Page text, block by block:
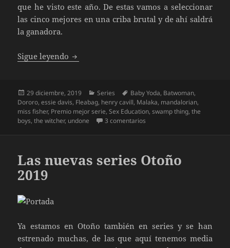
que he visto este año. De estas vamos a seleccionar
las cinco mejores en una criba brutal y de ahí saldrá
la ganadora.
Sigue leyendo Las mejores Nuevas Series de 2019
Publicado
el
29 diciembre, 2019 Categorías
Series Etiquetas
Baby Yoda, Batwoman,
Dororo,essie davis, Fleabag, henry cavill, Malaka, mandalorian,
miss fisher, Premio mejor serie,Sex Education,swamp thing,the
boys,the witcher, undone 3 comentarios
Las nuevas series Otoño
2019
Ya estamos en Otoño también en series y se han
estrenado muchas, de las que aquí tenemos media